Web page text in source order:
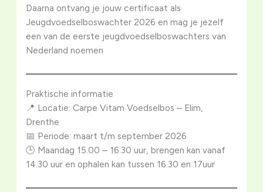
Daarna ontvang je jouw certificaat als
Jeugdvoedselboswachter 2026 en mag je jezelf
een van de eerste jeugdvoedselboswachters van
Nederland noemen
Praktische informatie
📍 Locatie: Carpe Vitam Voedselbos – Elim,
Drenthe
📅 Periode: maart t/m september 2026
🕒 Maandag 15.00 – 16.30 uur, brengen kan vanaf
14.30 uur en ophalen kan tussen 16.30 en 17uur